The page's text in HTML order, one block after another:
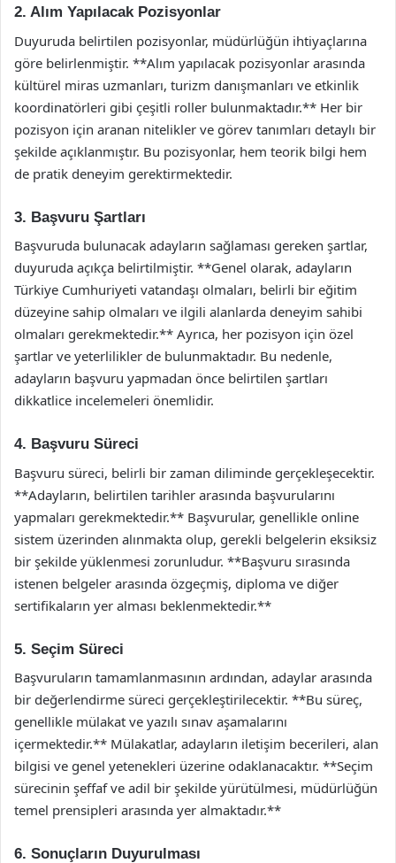
2. Alım Yapılacak Pozisyonlar
Duyuruda belirtilen pozisyonlar, müdürlüğün ihtiyaçlarına
göre belirlenmiştir. **Alım yapılacak pozisyonlar arasında
kültürel miras uzmanları, turizm danışmanları ve etkinlik
koordinatörleri gibi çeşitli roller bulunmaktadır.** Her bir
pozisyon için aranan nitelikler ve görev tanımları detaylı bir
şekilde açıklanmıştır. Bu pozisyonlar, hem teorik bilgi hem
de pratik deneyim gerektirmektedir.
3. Başvuru Şartları
Başvuruda bulunacak adayların sağlaması gereken şartlar,
duyuruda açıkça belirtilmiştir. **Genel olarak, adayların
Türkiye Cumhuriyeti vatandaşı olmaları, belirli bir eğitim
düzeyine sahip olmaları ve ilgili alanlarda deneyim sahibi
olmaları gerekmektedir.** Ayrıca, her pozisyon için özel
şartlar ve yeterlilikler de bulunmaktadır. Bu nedenle,
adayların başvuru yapmadan önce belirtilen şartları
dikkatlice incelemeleri önemlidir.
4. Başvuru Süreci
Başvuru süreci, belirli bir zaman diliminde gerçekleşecektir.
**Adayların, belirtilen tarihler arasında başvurularını
yapmaları gerekmektedir.** Başvurular, genellikle online
sistem üzerinden alınmakta olup, gerekli belgelerin eksiksiz
bir şekilde yüklenmesi zorunludur. **Başvuru sırasında
istenen belgeler arasında özgeçmiş, diploma ve diğer
sertifikaların yer alması beklenmektedir.**
5. Seçim Süreci
Başvuruların tamamlanmasının ardından, adaylar arasında
bir değerlendirme süreci gerçekleştirilecektir. **Bu süreç,
genellikle mülakat ve yazılı sınav aşamalarını
içermektedir.** Mülakatlar, adayların iletişim becerileri, alan
bilgisi ve genel yetenekleri üzerine odaklanacaktır. **Seçim
sürecinin şeffaf ve adil bir şekilde yürütülmesi, müdürlüğün
temel prensipleri arasında yer almaktadır.**
6. Sonuçların Duyurulması